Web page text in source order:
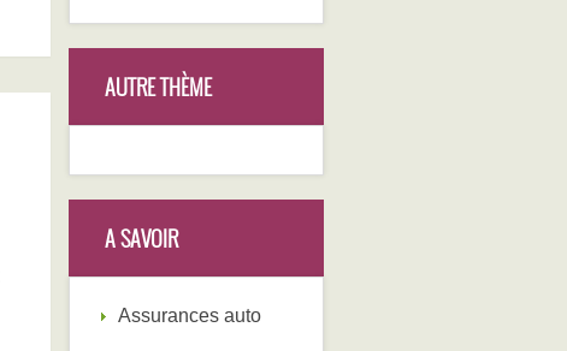
AUTRE THÈME
A SAVOIR
Assurances auto